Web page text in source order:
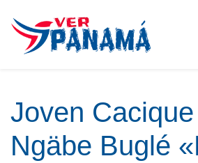
contenido
Joven
Ngäbe Buglé